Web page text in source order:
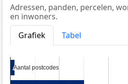
Adressen, panden, percelen,
en inwoners.
Grafiek
Tabel
Aantal postcodes
Aantal postcodes